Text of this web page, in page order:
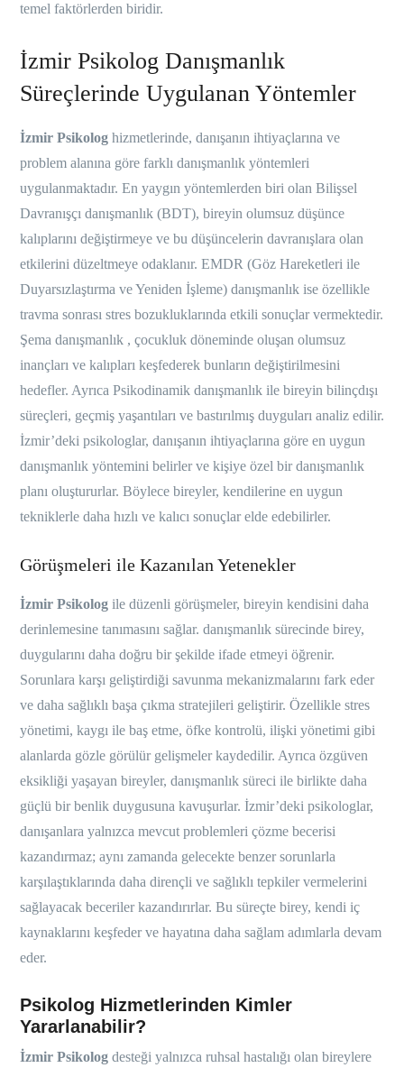
temel faktörlerden biridir.
İzmir Psikolog Danışmanlık
Süreçlerinde Uygulanan Yöntemler
İzmir Psikolog hizmetlerinde, danışanın ihtiyaçlarına ve
problem alanına göre farklı danışmanlık yöntemleri
uygulanmaktadır. En yaygın yöntemlerden biri olan Bilişsel
Davranışçı danışmanlık (BDT), bireyin olumsuz düşünce
kalıplarını değiştirmeye ve bu düşüncelerin davranışlara olan
etkilerini düzeltmeye odaklanır. EMDR (Göz Hareketleri ile
Duyarsızlaştırma ve Yeniden İşleme) danışmanlık ise özellikle
travma sonrası stres bozukluklarında etkili sonuçlar vermektedir.
Şema danışmanlık , çocukluk döneminde oluşan olumsuz
inançları ve kalıpları keşfederek bunların değiştirilmesini
hedefler. Ayrıca Psikodinamik danışmanlık ile bireyin bilinçdışı
süreçleri, geçmiş yaşantıları ve bastırılmış duyguları analiz edilir.
İzmir’deki psikologlar, danışanın ihtiyaçlarına göre en uygun
danışmanlık yöntemini belirler ve kişiye özel bir danışmanlık
planı oluştururlar. Böylece bireyler, kendilerine en uygun
tekniklerle daha hızlı ve kalıcı sonuçlar elde edebilirler.
Görüşmeleri ile Kazanılan Yetenekler
İzmir Psikolog ile düzenli görüşmeler, bireyin kendisini daha
derinlemesine tanımasını sağlar. danışmanlık sürecinde birey,
duygularını daha doğru bir şekilde ifade etmeyi öğrenir.
Sorunlara karşı geliştirdiği savunma mekanizmalarını fark eder
ve daha sağlıklı başa çıkma stratejileri geliştirir. Özellikle stres
yönetimi, kaygı ile baş etme, öfke kontrolü, ilişki yönetimi gibi
alanlarda gözle görülür gelişmeler kaydedilir. Ayrıca özgüven
eksikliği yaşayan bireyler, danışmanlık süreci ile birlikte daha
güçlü bir benlik duygusuna kavuşurlar. İzmir’deki psikologlar,
danışanlara yalnızca mevcut problemleri çözme becerisi
kazandırmaz; aynı zamanda gelecekte benzer sorunlarla
karşılaştıklarında daha dirençli ve sağlıklı tepkiler vermelerini
sağlayacak beceriler kazandırırlar. Bu süreçte birey, kendi iç
kaynaklarını keşfeder ve hayatına daha sağlam adımlarla devam
eder.
Psikolog Hizmetlerinden Kimler
Yararlanabilir?
İzmir Psikolog desteği yalnızca ruhsal hastalığı olan bireylere